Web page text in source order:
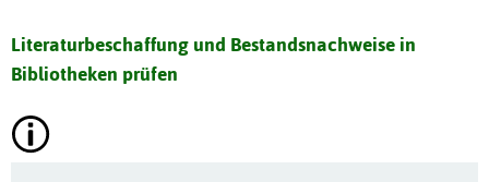
Literaturbeschaffung und Bestandsnachweise in
Bibliotheken prüfen